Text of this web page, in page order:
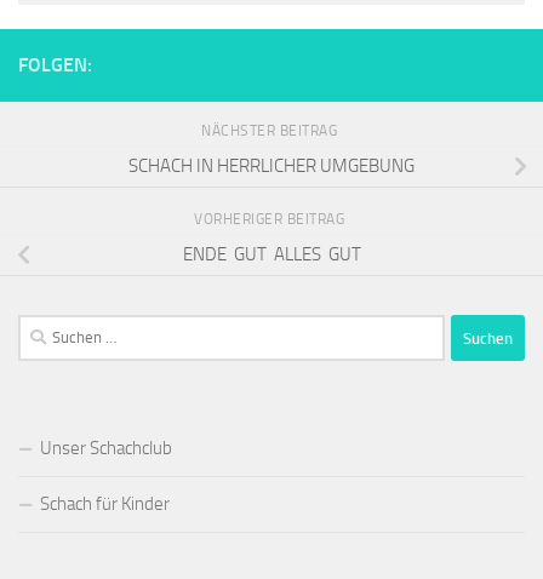
FOLGEN:
NÄCHSTER BEITRAG
SCHACH IN HERRLICHER UMGEBUNG
VORHERIGER BEITRAG
ENDE GUT ALLES GUT
Suchen
nach:
Unser Schachclub
Schach für Kinder